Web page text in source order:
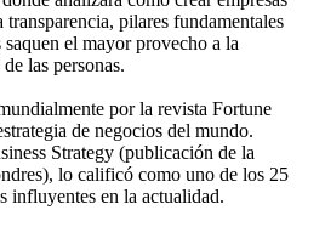
pilares fundamentales
el mayor provecho a la
las personas.
por la revista Fortune
de negocios del mundo.
Strategy (publicación de la
lo calificó como uno de los 25
influyentes en la actualidad.